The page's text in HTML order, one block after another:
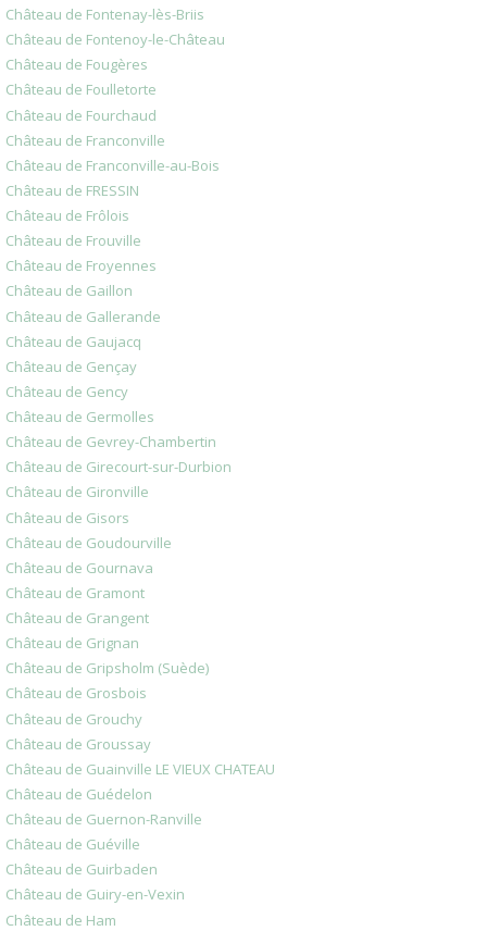
Château de Fontenay-lès-Briis
Château de Fontenoy-le-Château
Château de Fougères
Château de Foulletorte
Château de Fourchaud
Château de Franconville
Château de Franconville-au-Bois
Château de FRESSIN
Château de Frôlois
Château de Frouville
Château de Froyennes
Château de Gaillon
Château de Gallerande
Château de Gaujacq
Château de Gençay
Château de Gency
Château de Germolles
Château de Gevrey-Chambertin
Château de Girecourt-sur-Durbion
Château de Gironville
Château de Gisors
Château de Goudourville
Château de Gournava
Château de Gramont
Château de Grangent
Château de Grignan
Château de Gripsholm (Suède)
Château de Grosbois
Château de Grouchy
Château de Groussay
Château de Guainville LE VIEUX CHATEAU
Château de Guédelon
Château de Guernon-Ranville
Château de Guéville
Château de Guirbaden
Château de Guiry-en-Vexin
Château de Ham